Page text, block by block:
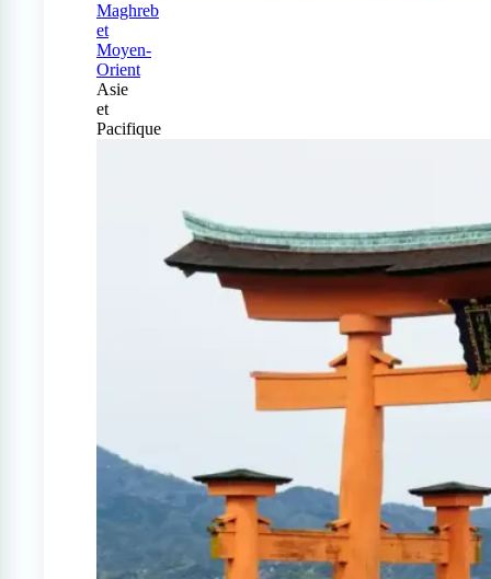
Maghreb
et
Moyen-
Orient
Asie
et
Pacifique